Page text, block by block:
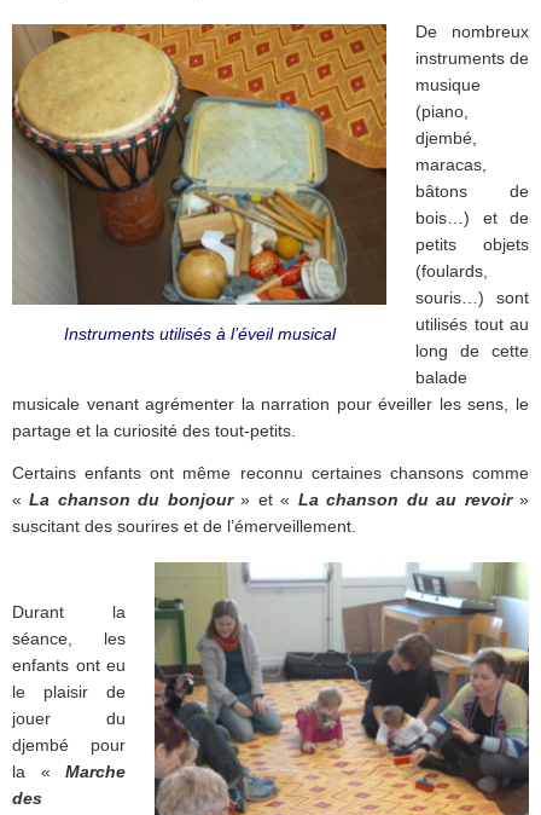
Instruments utilisés à l’éveil musical
De nombreux
instruments de
musique
(piano,
djembé,
maracas,
bâtons de
bois…) et de
petits objets
(foulards,
souris…) sont
utilisés tout au
long de cette
balade
musicale venant agrémenter la narration pour éveiller les sens, le
partage et la curiosité des tout-petits.
Certains enfants ont même reconnu certaines chansons comme
«La chanson du bonjour» et « La chanson du au revoir»
suscitant des sourires et de l’émerveillement.
Durant la
séance, les
enfants ont eu
le plaisir de
jouer du
djembé pour
la « Marche
des